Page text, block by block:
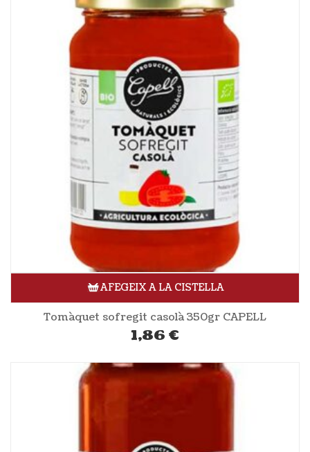
AFEGEIX A LA CISTELLA
Tomàquet sofregit casolà 350gr CAPELL
1,86 €